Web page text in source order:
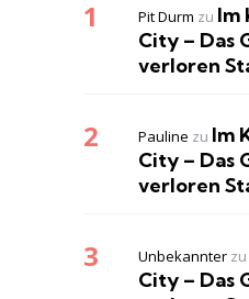
Pit Durm zu Im
City – Das
verloren
Pauline zu Im
City – Das
verloren
Unbekannter zu
City – Das